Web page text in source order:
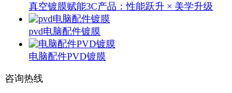
真空镀膜赋能3C产品：性能跃升 × 美学升级
pvd电脑配件镀膜
电脑配件PVD镀膜
咨询热线